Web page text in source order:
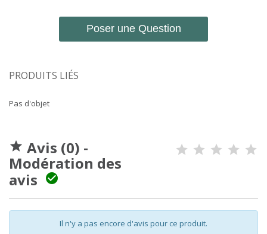
Poser une Question
PRODUITS LIÉS
Pas d'objet
 Avis (0) -
Modération des
avis

Il n'y a pas encore d'avis pour ce produit.